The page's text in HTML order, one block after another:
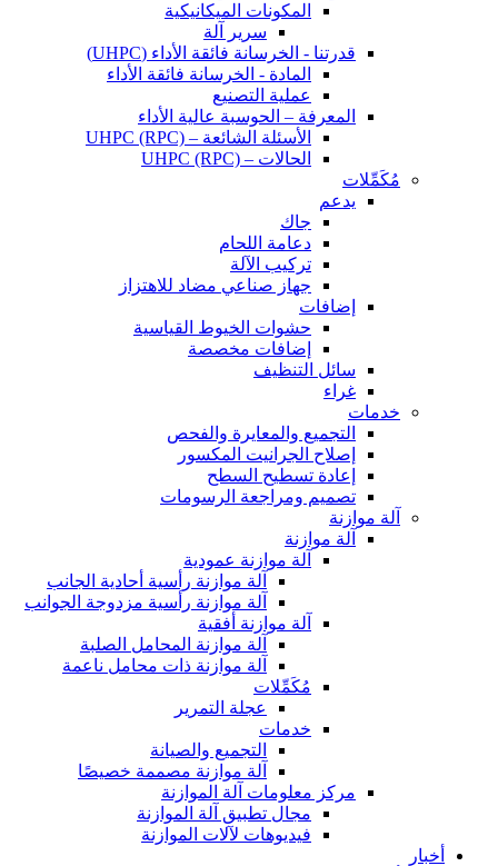
المكونات الميكانيكية
سرير آلة
قدرتنا - الخرسانة فائقة الأداء (UHPC)
المادة - الخرسانة فائقة الأداء
عملية التصنيع
المعرفة – الحوسبة عالية الأداء
الأسئلة الشائعة – UHPC (RPC)
الحالات – UHPC (RPC)
مُكَمِّلات
يدعم
جاك
دعامة اللحام
تركيب الآلة
جهاز صناعي مضاد للاهتزاز
إضافات
حشوات الخيوط القياسية
إضافات مخصصة
سائل التنظيف
غراء
خدمات
التجميع والمعايرة والفحص
إصلاح الجرانيت المكسور
إعادة تسطيح السطح
تصميم ومراجعة الرسومات
آلة موازنة
آلة موازنة
آلة موازنة عمودية
آلة موازنة رأسية أحادية الجانب
آلة موازنة رأسية مزدوجة الجوانب
آلة موازنة أفقية
آلة موازنة المحامل الصلبة
آلة موازنة ذات محامل ناعمة
مُكَمِّلات
عجلة التمرير
خدمات
التجميع والصيانة
آلة موازنة مصممة خصيصًا
مركز معلومات آلة الموازنة
مجال تطبيق آلة الموازنة
فيديوهات لآلات الموازنة
أخبار